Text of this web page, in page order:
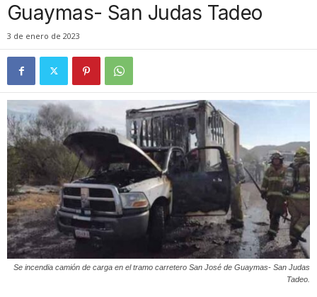
Guaymas- San Judas Tadeo
3 de enero de 2023
Se incendia camión de carga en el tramo carretero San José de Guaymas- San Judas
Tadeo.